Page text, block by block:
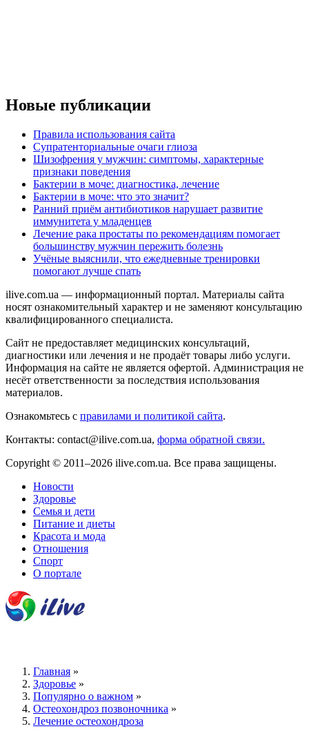
Новые публикации
Правила использования сайта
Супратенториальные очаги глиоза
Шизофрения у мужчин: симптомы, характерные
признаки поведения
Бактерии в моче: диагностика, лечение
Бактерии в моче: что это значит?
Ранний приём антибиотиков нарушает развитие
иммунитета у младенцев
Лечение рака простаты по рекомендациям помогает
большинству мужчин пережить болезнь
Учёные выяснили, что ежедневные тренировки
помогают лучше спать
ilive.com.ua — информационный портал. Материалы сайта
носят ознакомительный характер и не заменяют консультацию
квалифицированного специалиста.
Сайт не предоставляет медицинских консультаций,
диагностики или лечения и не продаёт товары либо услуги.
Информация на сайте не является офертой. Администрация не
несёт ответственности за последствия использования
материалов.
Ознакомьтесь с правилами и политикой сайта.
Контакты: contact@ilive.com.ua, форма обратной связи.
Copyright © 2011–2026 ilive.com.ua. Все права защищены.
Новости
Здоровье
Семья и дети
Питание и диеты
Красота и мода
Отношения
Спорт
О портале
Главная »
Здоровье »
Популярно о важном »
Остеохондроз позвоночника »
Лечение остеохондроза